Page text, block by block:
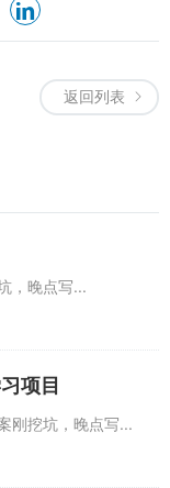
返回列表
，晚点写...
项目
刚挖坑，晚点写...